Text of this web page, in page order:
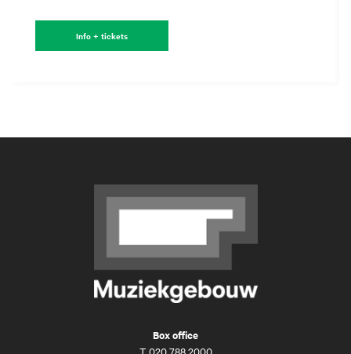
Info + tickets
Box office